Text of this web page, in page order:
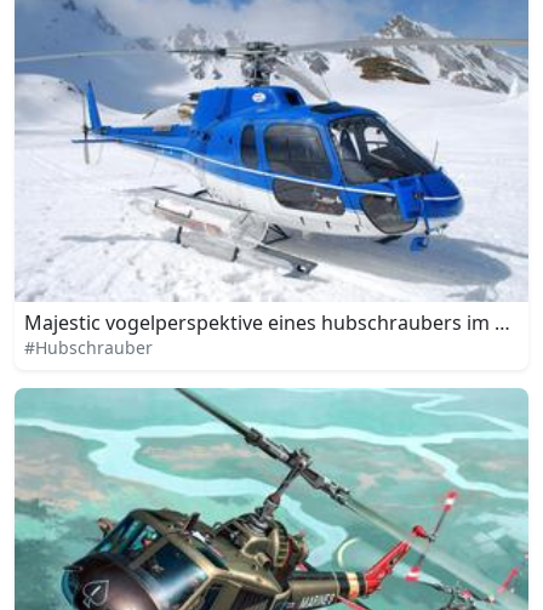
Majestic vogelperspektive eines hubschraubers im flug
#Hubschrauber